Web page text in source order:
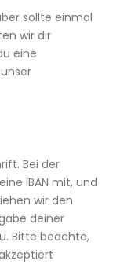
sollte einmal
wir dir
eine
Bei der
IBAN mit, und
wir den
deiner
Bitte beachte,